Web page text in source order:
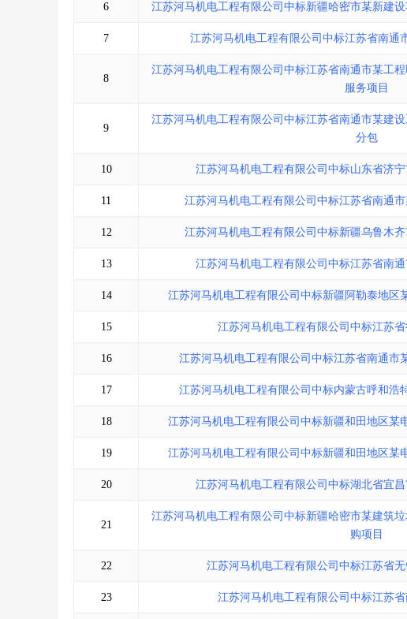
6 江苏河马机电工程有限公司中标新疆哈密市某新建
7 江苏河马机电工程有限公司中标江苏省南通
8
江苏河马机电工程有限公司中标江苏省南通市某工
服务项目
9
江苏河马机电工程有限公司中标江苏省南通市某建
分包
10 江苏河马机电工程有限公司中标山东省济
11 江苏河马机电工程有限公司中标江苏省南通
12 江苏河马机电工程有限公司中标新疆乌鲁木
13 江苏河马机电工程有限公司中标江苏省南
14 江苏河马机电工程有限公司中标新疆阿勒泰地区
15 江苏河马机电工程有限公司中标江苏
16 江苏河马机电工程有限公司中标江苏省南通市
17 江苏河马机电工程有限公司中标内蒙古呼和浩
18 江苏河马机电工程有限公司中标新疆和田地区某
19 江苏河马机电工程有限公司中标新疆和田地区某
20 江苏河马机电工程有限公司中标湖北省宜
21
江苏河马机电工程有限公司中标新疆哈密市某建筑
购项目
22 江苏河马机电工程有限公司中标江苏省
23 江苏河马机电工程有限公司中标江苏